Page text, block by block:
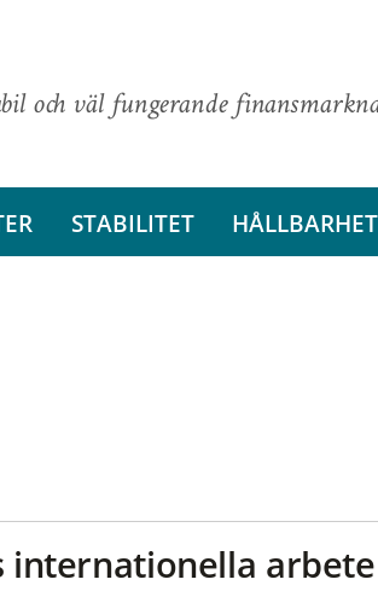
och väl fungerande
STABILITET HÅLLBARHET
internationella arbete